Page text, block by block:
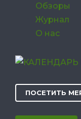
Обзоры
Журнал
О нас
ПОСЕТИТЬ